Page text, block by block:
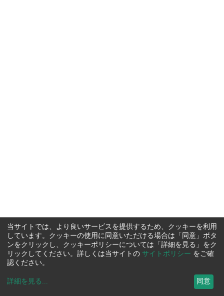
当サイトでは、より良いサービスを提供するため、クッキーを利用
しています。クッキーの使用に同意いただける場合は「同意」ボタ
ンをクリックし、クッキーポリシーについては「詳細を見る」をク
リックしてください。詳しくは当サイトの サイトポリシー をご確
認ください。
詳細を見る ... 同意